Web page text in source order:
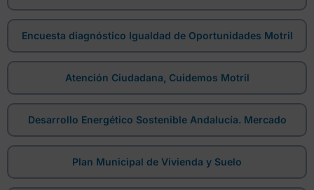
Encuesta diagnóstico Igualdad de Oportunidades Motril
Atención Ciudadana, Cuidemos Motril
Desarrollo Energético Sostenible Andalucía. Mercado
Plan Municipal de Vivienda y Suelo